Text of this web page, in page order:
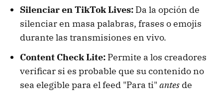
Silenciar en TikTok Lives: Da la opción de
silenciar en masa palabras, frases o emojis
durante las transmisiones en vivo.
Content Check Lite: Permite a los creadores
verificar si es probable que su contenido no
sea elegible para el feed "Para ti" antes de